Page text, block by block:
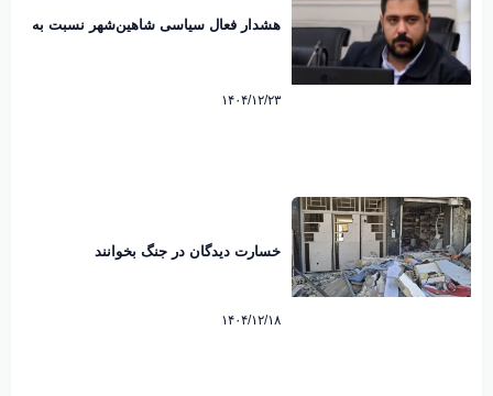
هشدار فعال سیاسی شاهین‌شهر نسبت به
۱۴۰۴/۱۲/۲۳
خسارت دیدگان در جنگ بخوانند
۱۴۰۴/۱۲/۱۸